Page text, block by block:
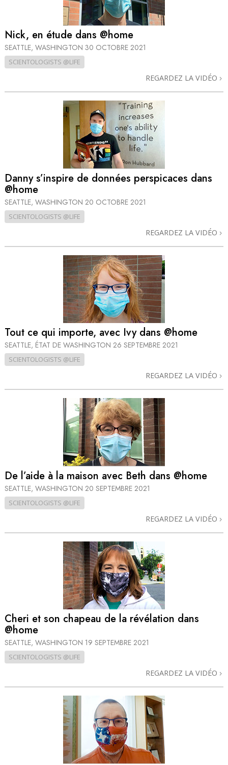
Nick, en étude dans @home
SEATTLE, WASHINGTON 30 OCTOBRE 2021
SCIENTOLOGISTS @LIFE
REGARDEZ LA VIDÉO
Danny s’inspire de données perspicaces dans
@home
SEATTLE, WASHINGTON 20 OCTOBRE 2021
SCIENTOLOGISTS @LIFE
REGARDEZ LA VIDÉO
Tout ce qui importe, avec Ivy dans @home
SEATTLE, ÉTAT DE WASHINGTON 26 SEPTEMBRE 2021
SCIENTOLOGISTS @LIFE
REGARDEZ LA VIDÉO
De l’aide à la maison avec Beth dans @home
SEATTLE, WASHINGTON 20 SEPTEMBRE 2021
SCIENTOLOGISTS @LIFE
REGARDEZ LA VIDÉO
Cheri et son chapeau de la révélation dans
@home
SEATTLE, WASHINGTON 19 SEPTEMBRE 2021
SCIENTOLOGISTS @LIFE
REGARDEZ LA VIDÉO